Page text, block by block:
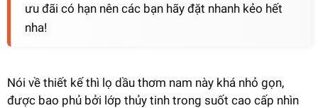
ưu đãi có hạn nên các bạn hãy đặt nhanh kẻo hết
nha!
Nói về thiết kế thì lọ dầu thơm nam này khá nhỏ gọn,
được bao phủ bởi lớp thủy tinh trong suốt cao cấp nhìn